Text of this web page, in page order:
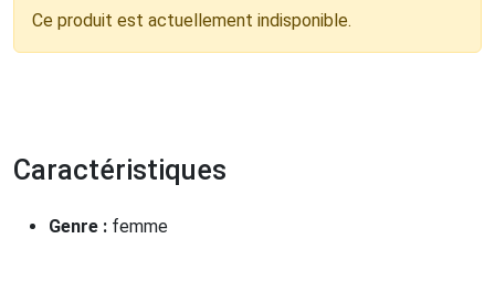
Ce produit est actuellement indisponible.
Caractéristiques
Genre : femme